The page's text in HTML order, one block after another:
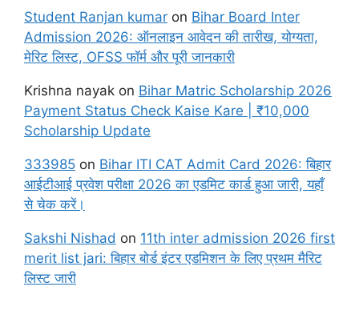
Student Ranjan kumar on Bihar Board Inter
Admission 2026: ऑनलाइन आवेदन की तारीख, योग्यता,
मेरिट लिस्ट, OFSS फॉर्म और पूरी जानकारी
Krishna nayak on Bihar Matric Scholarship 2026
Payment Status Check Kaise Kare | ₹10,000
Scholarship Update
333985 on Bihar ITI CAT Admit Card 2026: बिहार
आईटीआई प्रवेश परीक्षा 2026 का एडमिट कार्ड हुआ जारी, यहाँ
से चेक करें।
Sakshi Nishad on 11th inter admission 2026 first
merit list jari: बिहार बोर्ड इंटर एडमिशन के लिए प्रथम मैरिट
लिस्ट जारी